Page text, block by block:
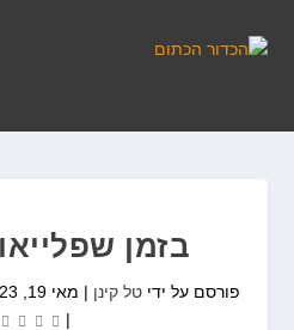
בזמן שפלייאוף
פורסם על ידיטל קינן | מאי 19, 2023
|